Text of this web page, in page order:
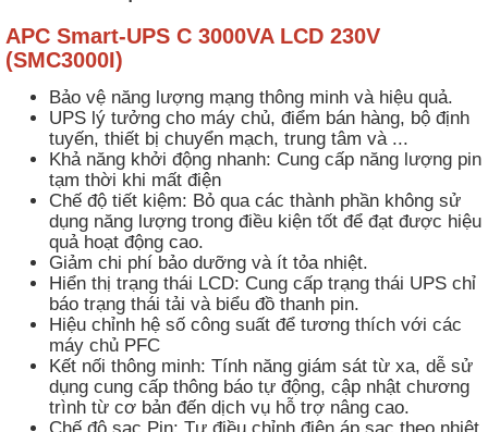
APC Smart-UPS C 3000VA LCD 230V
(SMC3000I)
Bảo vệ năng lượng mạng thông minh và hiệu quả.
UPS lý tưởng cho máy chủ, điểm bán hàng, bộ định
tuyến, thiết bị chuyển mạch, trung tâm và ...
Khả năng khởi động nhanh: Cung cấp năng lượng pin
tạm thời khi mất điện
Chế độ tiết kiệm: Bỏ qua các thành phần không sử
dụng năng lượng trong điều kiện tốt để đạt được hiệu
quả hoạt động cao.
Giảm chi phí bảo dưỡng và ít tỏa nhiệt.
Hiển thị trạng thái LCD: Cung cấp trạng thái UPS chỉ
báo trạng thái tải và biểu đồ thanh pin.
Hiệu chỉnh hệ số công suất để tương thích với các
máy chủ PFC
Kết nối thông minh: Tính năng giám sát từ xa, dễ sử
dụng cung cấp thông báo tự động, cập nhật chương
trình từ cơ bản đến dịch vụ hỗ trợ nâng cao.
Chế độ sạc Pin: Tự điều chỉnh điện áp sạc theo nhiệt